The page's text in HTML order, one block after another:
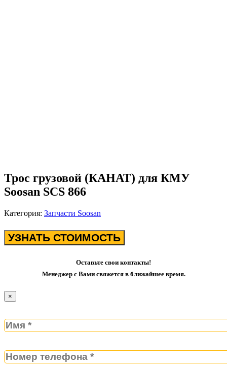
Трос грузовой (КАНАТ) для КМУ
Soosan SCS 866
Категория: Запчасти Soosan
УЗНАТЬ СТОИМОСТЬ
Оставьте свои контакты!
Менеджер с Вами свяжется в ближайшее время.
×